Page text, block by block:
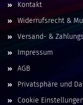
Kontakt
Widerrufsrecht &
Versand- &
Impressum
AGB
Privatsphäre und
Cookie Einstellungen